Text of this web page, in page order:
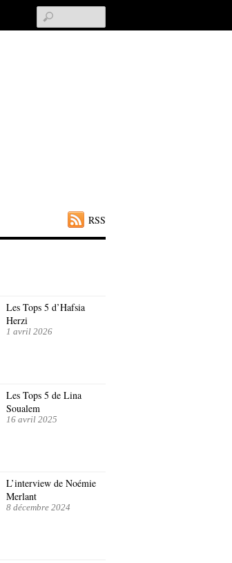
RSS
Les Tops 5 d’Hafsia
Herzi
1 avril 2026
Les Tops 5 de Lina
Soualem
16 avril 2025
L’interview de Noémie
Merlant
8 décembre 2024